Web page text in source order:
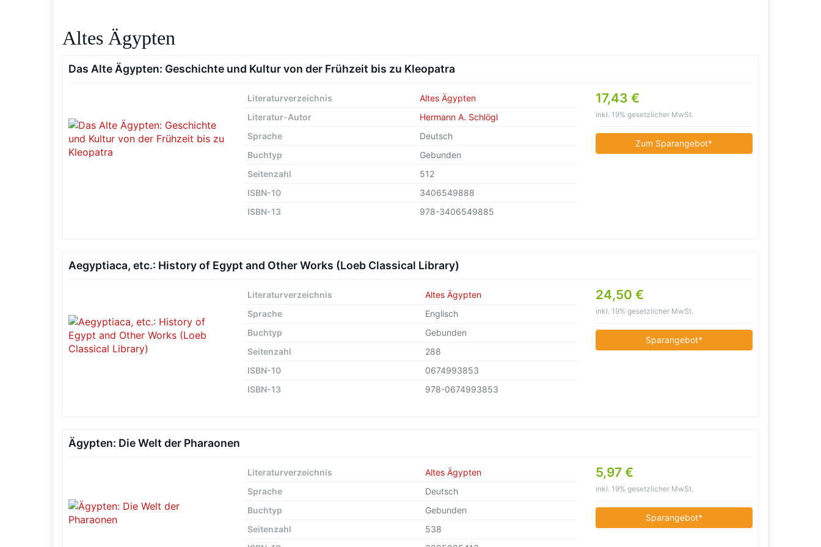
Altes Ägypten
Das Alte Ägypten: Geschichte und Kultur von der Frühzeit bis zu Kleopatra
17,43 €
inkl. 19% gesetzlicher MwSt.
Zum Sparangebot*
Literaturverzeichnis
Altes Ägypten
Literatur-Autor
Hermann A. Schlögl
Sprache
Deutsch
Buchtyp
Gebunden
Seitenzahl
512
ISBN-10
3406549888
ISBN-13
978-3406549885
Aegyptiaca, etc.: History of Egypt and Other Works (Loeb Classical Library)
24,50 €
inkl. 19% gesetzlicher MwSt.
Sparangebot*
Literaturverzeichnis
Altes Ägypten
Sprache
Englisch
Buchtyp
Gebunden
Seitenzahl
288
ISBN-10
0674993853
ISBN-13
978-0674993853
Ägypten: Die Welt der Pharaonen
5,97 €
inkl. 19% gesetzlicher MwSt.
Sparangebot*
Literaturverzeichnis
Altes Ägypten
Sprache
Deutsch
Buchtyp
Gebunden
Seitenzahl
538